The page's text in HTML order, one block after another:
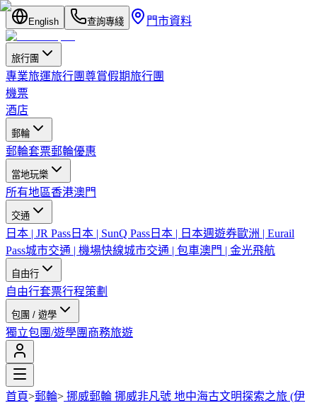
English 查詢專綫 門市資料
旅行團
專業旅運旅行團尊賞假期旅行團
機票
酒店
郵輪
郵輪套票郵輪優惠
當地玩樂
所有地區香港澳門
交通
日本 | JR Pass 日本 | SunQ Pass 日本 | 日本週遊券歐洲 | Eurail
Pass城市交通 | 機場快線城市交通 | 包車澳門 | 金光飛航
自由行
自由行套票行程策劃
包團 / 遊學
獨立包團/遊學團 商務旅遊
首頁>郵輪> 挪威郵輪 挪威非凡號 地中海古文明探索之旅 (伊